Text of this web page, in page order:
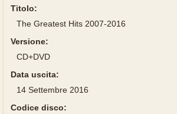
Titolo:
The Greatest Hits 2007-2016
Versione:
CD+DVD
Data uscita:
14 Settembre 2016
Codice disco: